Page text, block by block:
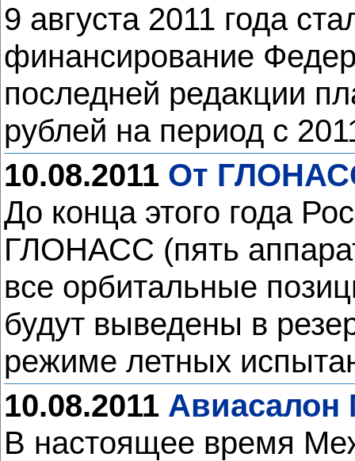
9 августа 2011 года
финансирование
последней редакции
рублей на период с
10.08.2011 От
До конца этого года
ГЛОНАСС (пять
все орбитальные
будут выведены в
режиме летных
10.08.2011 Авиасалон
В настоящее время